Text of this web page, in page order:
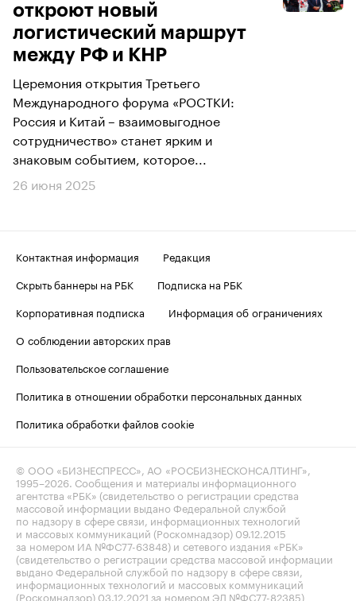
откроют новый
логистический маршрут
между РФ и КНР
Церемония открытия Третьего
Международного форума «РОСТКИ:
Россия и Китай – взаимовыгодное
сотрудничество» станет ярким и
знаковым событием, которое...
26 июня 2025
Контактная информация
Редакция
Скрыть баннеры на РБК
Подписка на РБК
Корпоративная подписка
Информация об ограничениях
О соблюдении авторских прав
Пользовательское соглашение
Политика в отношении обработки персональных данных
Политика обработки файлов cookie
© ООО «БИЗНЕСПРЕСС», АО «РОСБИЗНЕСКОНСАЛТИНГ»,
1995–2026. Сообщения и материалы информационного
агентства «РБК» (свидетельство о регистрации средства
массовой информации выдано Федеральной службой
по надзору в сфере связи, информационных технологий
и массовых коммуникаций (Роскомнадзор) 09.12.2015
за номером ИА №ФС77-63848) и сетевого издания «РБК»
(свидетельство о регистрации средства массовой информации
выдано Федеральной службой по надзору в сфере связи,
информационных технологий и массовых коммуникаций
(Роскомнадзор) 03.12.2021 за номером ЭЛ №ФС77-82385)